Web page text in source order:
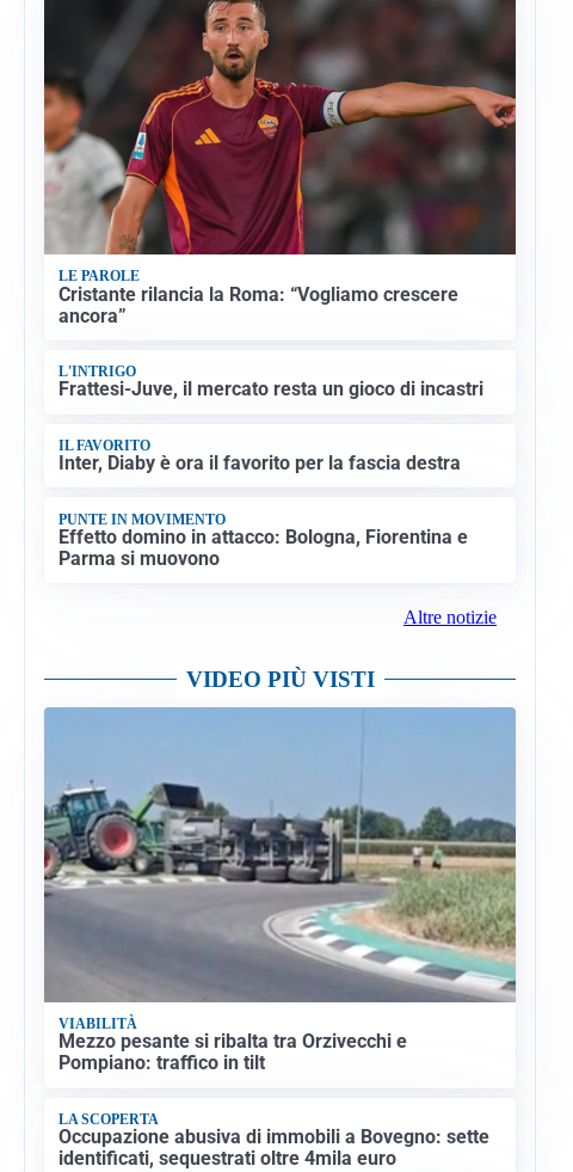
LE PAROLE
Cristante rilancia la Roma: “Vogliamo crescere
ancora”
L'INTRIGO
Frattesi-Juve, il mercato resta un gioco di incastri
IL FAVORITO
Inter, Diaby è ora il favorito per la fascia destra
PUNTE IN MOVIMENTO
Effetto domino in attacco: Bologna, Fiorentina e
Parma si muovono
Altre notizie
VIDEO PIÙ VISTI
VIABILITÀ
Mezzo pesante si ribalta tra Orzivecchi e
Pompiano: traffico in tilt
LA SCOPERTA
Occupazione abusiva di immobili a Bovegno: sette
identificati, sequestrati oltre 4mila euro